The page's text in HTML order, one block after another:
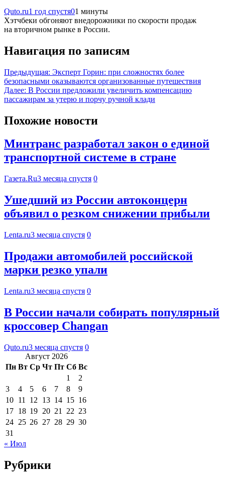
Quto.ru1 год спустя01 минуты
Хэтчбеки обгоняют внедорожники по скорости продаж
на вторичном рынке в России.
Навигация по записям
Предыдущая: Эксперт Горин: при сложностях более
безопасными оказываются организованные путешествия
Далее: В России предложили увеличить компенсацию
пассажирам за утерю и порчу ручной клади
Похожие новости
Минтранс разработал закон о единой
транспортной системе в стране
Газета.Ru3 месяца спустя 0
Ушедший из России автоконцерн
объявил о резком снижении прибыли
Lenta.ru3 месяца спустя 0
Продажи автомобилей российской
марки резко упали
Lenta.ru3 месяца спустя 0
В России начали собирать популярный
кроссовер Changan
Quto.ru3 месяца спустя 0
Август 2026
Пн Вт Ср Чт Пт Сб Вс
1
2
3
4 5 6 7 8
9
10 11 12 13 14 15 16
17 18 19 20 21 22 23
24 25 26 27 28 29 30
31
« Июл
Рубрики